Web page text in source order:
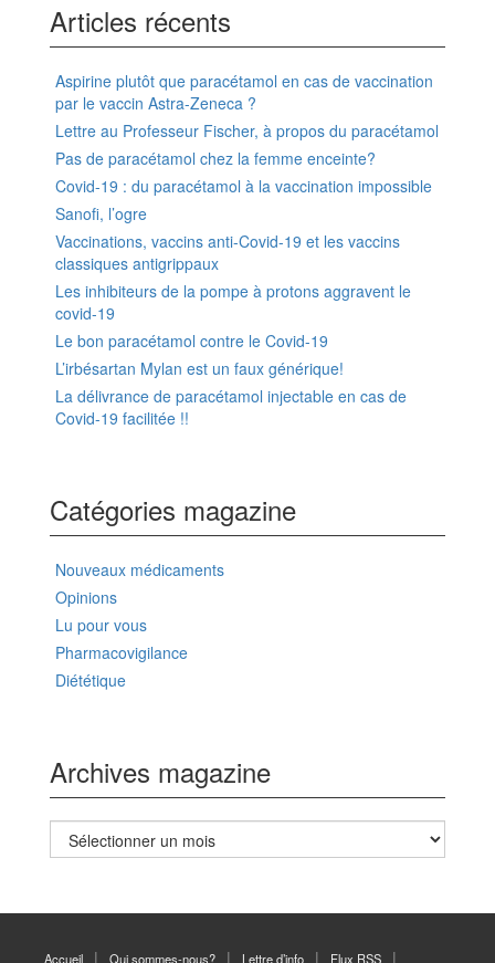
Articles récents
Aspirine plutôt que paracétamol en cas de vaccination
par le vaccin Astra-Zeneca ?
Lettre au Professeur Fischer, à propos du paracétamol
Pas de paracétamol chez la femme enceinte?
Covid-19 : du paracétamol à la vaccination impossible
Sanofi, l’ogre
Vaccinations, vaccins anti-Covid-19 et les vaccins
classiques antigrippaux
Les inhibiteurs de la pompe à protons aggravent le
covid-19
Le bon paracétamol contre le Covid-19
L’irbésartan Mylan est un faux générique!
La délivrance de paracétamol injectable en cas de
Covid-19 facilitée !!
Catégories magazine
Nouveaux médicaments
Opinions
Lu pour vous
Pharmacovigilance
Diététique
Archives magazine
Archives
magazine
Accueil Qui sommes-nous? Lettre d’info Flux RSS